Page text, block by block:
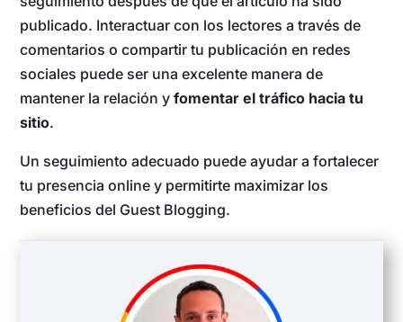
publicado. Interactuar con los lectores a través de
comentarios o compartir tu publicación en redes
sociales puede ser una excelente manera de
mantener la relación yfomentar el tráfico hacia tu
sitio.
Un seguimiento adecuado puede ayudar a fortalecer
tu presencia online y permitirte maximizar los
beneficios del Guest Blogging.